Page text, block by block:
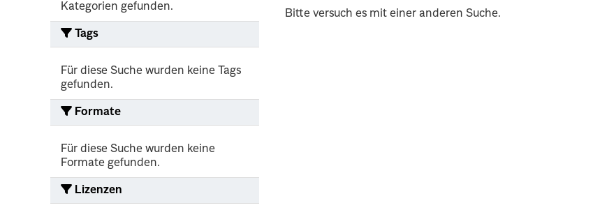
Kategorien gefunden.
Tags
Für diese Suche wurden keine Tags
gefunden.
Formate
Für diese Suche wurden keine
Formate gefunden.
Lizenzen
Bitte versuch es mit einer anderen Suche.